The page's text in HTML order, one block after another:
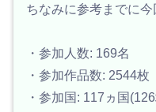
ちなみに参考までに今
・参加人数: 169名
・参加作品数: 2544枚
・参加国: 117ヵ国